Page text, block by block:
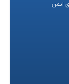
ایمن